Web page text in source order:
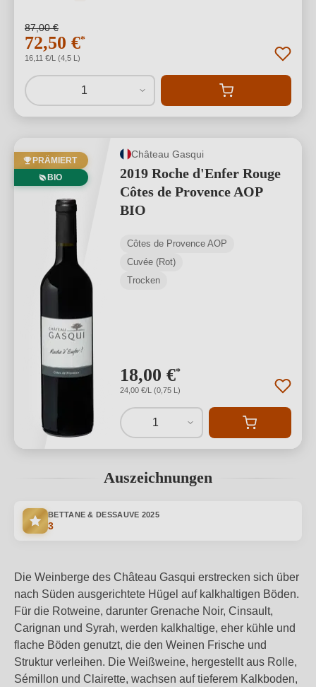
87,00 €
72,50 €*
16,11 €/L (4,5 L)
1
PRÄMIERT
BIO
Château Gasqui
2019 Roche d'Enfer Rouge
Côtes de Provence AOP
BIO
Côtes de Provence AOP
Cuvée (Rot)
Trocken
18,00 €*
24,00 €/L (0,75 L)
1
Auszeichnungen
BETTANE & DESSAUVE 2025
3
Die Weinberge des Château Gasqui erstrecken sich über
nach Süden ausgerichtete Hügel auf kalkhaltigen Böden.
Für die Rotweine, darunter Grenache Noir, Cinsault,
Carignan und Syrah, werden kalkhaltige, eher kühle und
flache Böden genutzt, die den Weinen Frische und
Struktur verleihen. Die Weißweine, hergestellt aus Rolle,
Sémillon und Clairette, wachsen auf tieferem Kalkboden,